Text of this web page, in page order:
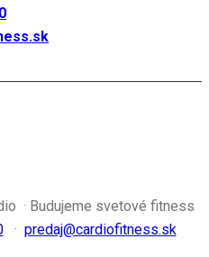
· Budujeme svetové fitness
· predaj@cardiofitness.sk